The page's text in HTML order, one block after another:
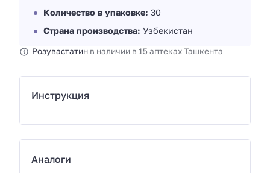
Количество в упаковке: 30
Страна производства: Узбекистан
Розувастатинв наличии в 15 аптеках Ташкента
Инструкция
Аналоги